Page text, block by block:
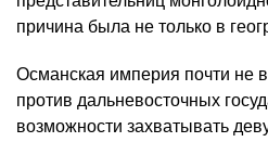
причина была не только в
Османская империя почти не
против дальневосточных
возможности захватывать